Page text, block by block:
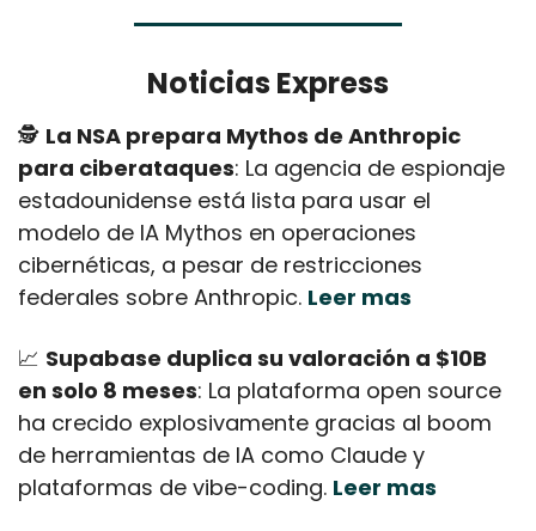
Noticias Express
🕵️ La NSA prepara Mythos de Anthropic
para ciberataques: La agencia de espionaje
estadounidense está lista para usar el
modelo de IA Mythos en operaciones
cibernéticas, a pesar de restricciones
federales sobre Anthropic. Leer mas
📈 Supabase duplica su valoración a $10B
en solo 8 meses: La plataforma open source
ha crecido explosivamente gracias al boom
de herramientas de IA como Claude y
plataformas de vibe-coding. Leer mas